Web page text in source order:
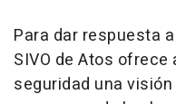
Para dar respuesta
SIVO de Atos
seguridad una